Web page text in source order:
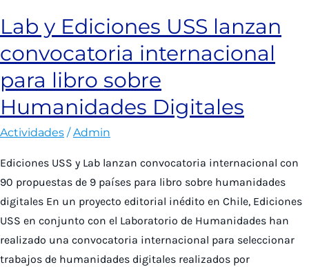
Lab y Ediciones USS lanzan
convocatoria internacional
para libro sobre
Humanidades Digitales
Actividades /Admin
Ediciones USS y Lab lanzan convocatoria internacional con
90 propuestas de 9 países para libro sobre humanidades
digitales En un proyecto editorial inédito en Chile, Ediciones
USS en conjunto con el Laboratorio de Humanidades han
realizado una convocatoria internacional para seleccionar
trabajos de humanidades digitales realizados por